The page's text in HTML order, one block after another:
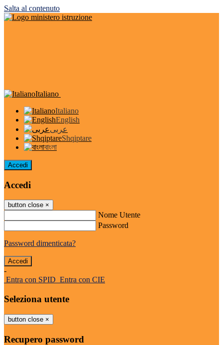
Salta al contenuto
Italiano
Italiano
English
عربى
Shqiptare
বাংলা
Accedi
Accedi
button close ×
Nome Utente
Password
Password dimenticata?
-
Entra con SPID Entra con CIE
Seleziona utente
button close ×
Recupero password